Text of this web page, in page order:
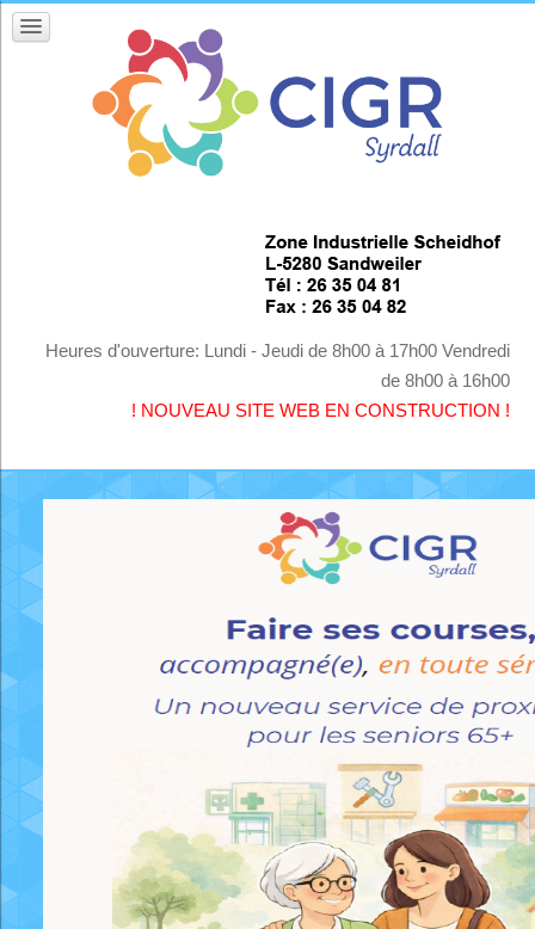
Heures d'ouverture: Lundi - Jeudi de 8h00 à 17h00 Vendredi
de 8h00 à 16h00
! NOUVEAU SITE WEB EN CONSTRUCTION !